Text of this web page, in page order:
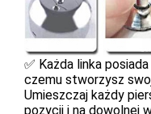
✅ Każda linka
czemu stworzysz
Umieszczaj każdy
pozycji i na dowolnej